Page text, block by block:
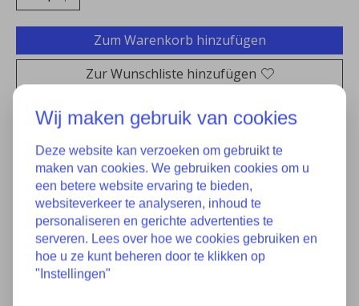
Zum Warenkorb hinzufügen
Zur Wunschliste hinzufügen
Kaufen
Eigenschaften
Zustand
Wij maken gebruik van cookies
Deze website kan verzoeken om gebruikt te
maken van cookies. We gebruiken cookies om u
een betere website ervaring te bieden,
websiteverkeer te analyseren, inhoud te
personaliseren en gerichte advertenties te
serveren. Lees over hoe we cookies gebruiken en
hoe u ze kunt beheren door te klikken op
"Instellingen"